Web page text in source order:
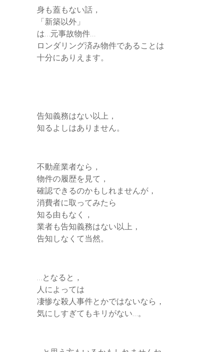
身も蓋もない話，
「新築以外」
は…元事故物件…
ロンダリング済み物件であることは
十分にありえます。
告知義務はない以上，
知るよしはありません。
不動産業者なら，
物件の履歴を見て，
確認できるのかもしれませんが，
消費者に取ってみたら
知る由もなく，
業者も告知義務はない以上，
告知しなくて当然。
…となると，
人によっては
凄惨な殺人事件とかではないなら，
気にしすぎてもキリがない…。